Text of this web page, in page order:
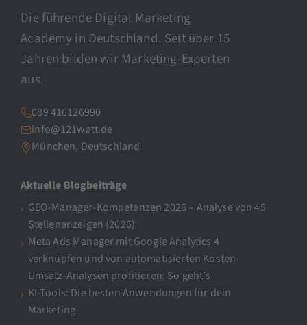
Die führende Digital Marketing
Academy in Deutschland. Seit über 15
Jahren bilden wir Marketing-Experten
aus.
089 416126990
info@121watt.de
München, Deutschland
Aktuelle Blogbeiträge
GEO-Manager-Kompetenzen 2026 – Analyse von 45
Stellenanzeigen (2026)
Meta Ads Manager mit Google Analytics 4
verknüpfen und von automatisierten Kosten-
Umsatz-Analysen profitieren: So geht’s
KI-Tools: Die besten Anwendungen für dein
Marketing